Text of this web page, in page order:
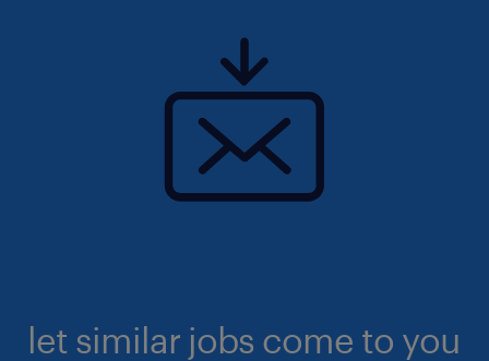
let similar jobs come to you